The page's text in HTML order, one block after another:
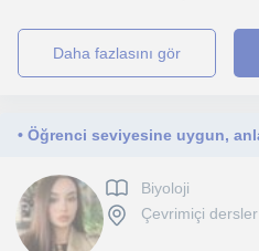
daha fazlasını gör
Biyoloji
Çevrimiçi dersler